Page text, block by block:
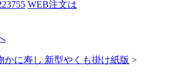
WEB注文は
かに寿し 新型やくも掛け紙版 >